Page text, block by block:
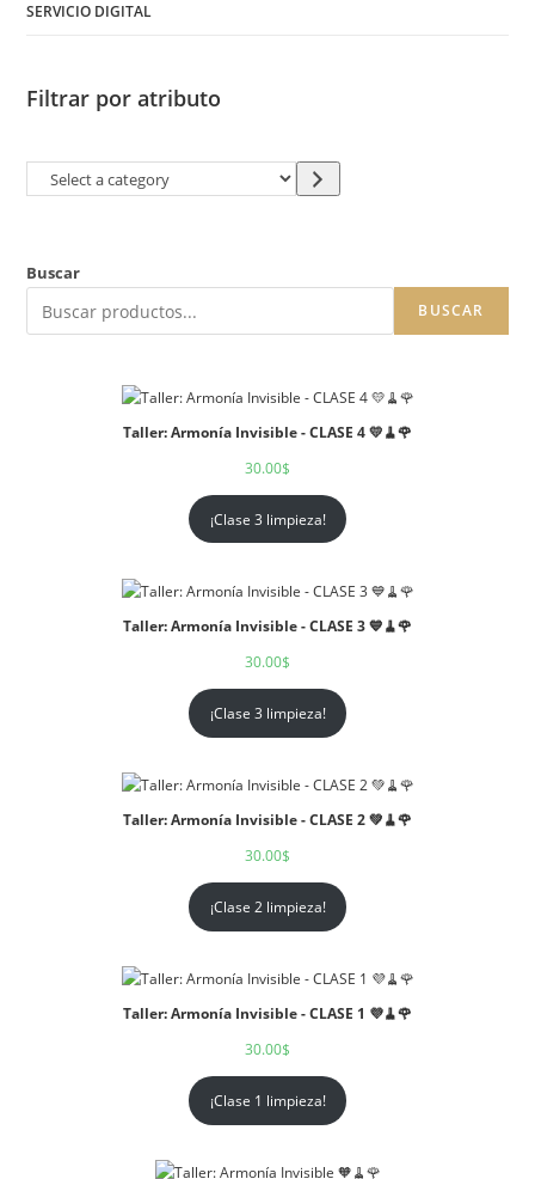
SERVICIO DIGITAL
Filtrar por atributo
Buscar
BUSCAR
Taller: Armonía Invisible - CLASE 4 💛🧹🌹
30.00$
¡Clase 3 limpieza!
Taller: Armonía Invisible - CLASE 3 💙🧹🌹
30.00$
¡Clase 3 limpieza!
Taller: Armonía Invisible - CLASE 2 💚🧹🌹
30.00$
¡Clase 2 limpieza!
Taller: Armonía Invisible - CLASE 1 💜🧹🌹
30.00$
¡Clase 1 limpieza!